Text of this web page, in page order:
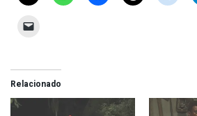
Relacionado